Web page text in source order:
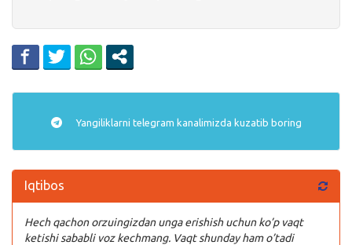
Yangiliklarni telegram kanalimizda kuzatib boring
Iqtibos
Hech qachon orzuingizdan unga erishish uchun ko’p vaqt
ketishi sababli voz kechmang. Vaqt shunday ham o’tadi